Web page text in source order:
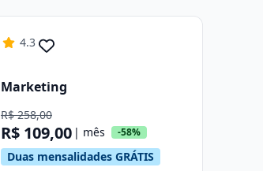
4.3
Marketing
R$ 258,00
R$ 109,00 | mês -58%
Duas mensalidades GRÁTIS